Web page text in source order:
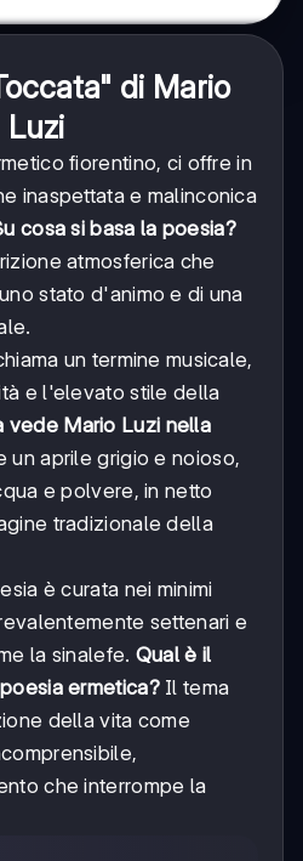
di Mario
Luzi
fiorentino, ci offre in
inaspettata e malinconica
cosa si basa la poesia?
atmosferica che
stato d'animo e di una
un termine musicale,
e l'elevato stile della
vede Mario Luzi nella
un aprile grigio e noioso,
e polvere, in netto
tradizionale della
è curata nei minimi
settenari e
la sinalefe. Qual è il
ermetica?Il tema
della vita come
che interrompe la